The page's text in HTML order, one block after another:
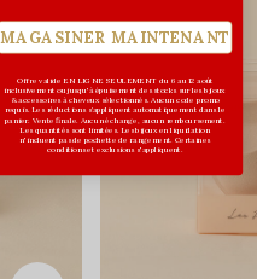
MAGASINER MAINTENANT
Offre valide EN LIGNE SEULEMENT du 6 au 12 août
inclusivement ou jusqu'à épuisement des stocks sur les bijoux
& accessoires à cheveux sélectionnés. Aucun code promo
requis. Les réductions s’appliquent automatiquement dans le
panier. Vente finale. Aucun échange, aucun remboursement.
Les quantités sont limitées. Les bijoux en liquidation
n'incluent pas de pochette de rangement. Certaines
conditions et exclusions s'appliquent.